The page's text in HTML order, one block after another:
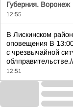
Губерния. Воронеж
12:55
В Лискинском
оповещения В
с чрезвычайной
12:51